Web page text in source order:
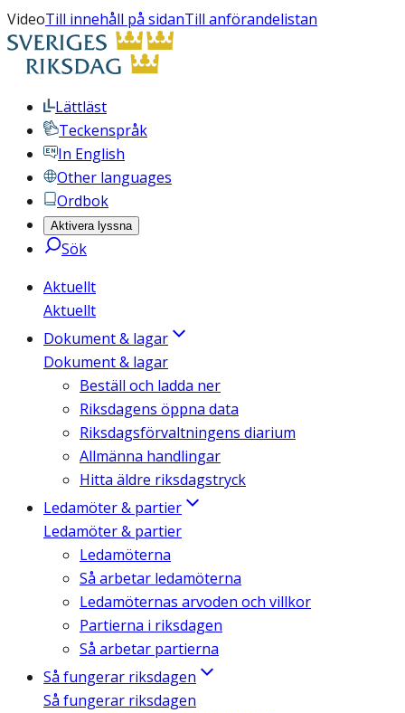
VideoTill innehåll på sidanTill anförandelistan
Lättläst
Teckenspråk
In English
Other languages
Ordbok
Aktivera lyssna
Sök
Aktuellt
Aktuellt
Dokument & lagar
Dokument & lagar
Beställ och ladda ner
Riksdagens öppna data
Riksdagsförvaltningens diarium
Allmänna handlingar
Hitta äldre riksdagstryck
Ledamöter & partier
Ledamöter & partier
Ledamöterna
Så arbetar ledamöterna
Ledamöternas arvoden och villkor
Partierna i riksdagen
Så arbetar partierna
Så fungerar riksdagen
Så fungerar riksdagen